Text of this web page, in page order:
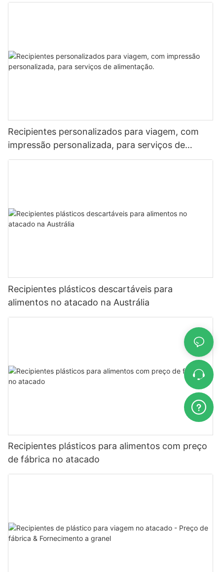
Recipientes personalizados para viagem, com
impressão personalizada, para serviços de
alimentação.
Recipientes plásticos descartáveis ​​para
alimentos no atacado na Austrália
Recipientes plásticos para alimentos com preço
de fábrica no atacado